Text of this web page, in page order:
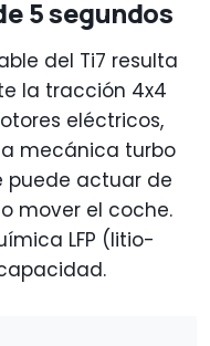
5 segundos
del Ti7 resulta
la tracción 4x4
eléctricos,
mecánica turbo
puede actuar de
mover el coche.
LFP (litio-